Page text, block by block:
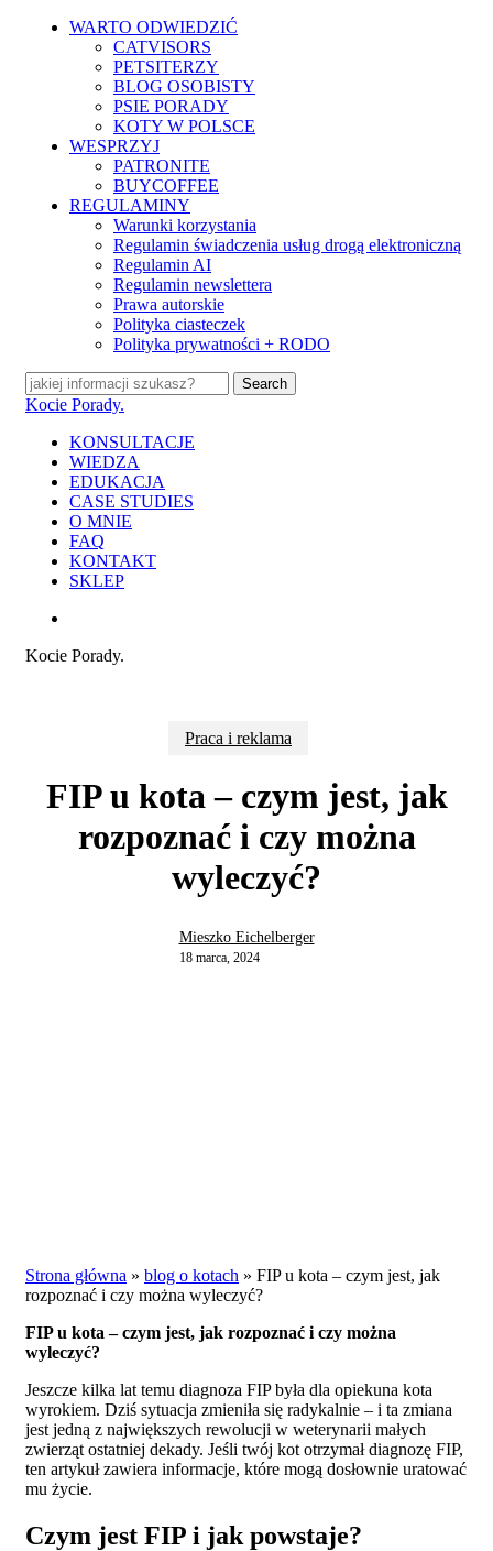
WARTO ODWIEDZIĆ
CATVISORS
PETSITERZY
BLOG OSOBISTY
PSIE PORADY
KOTY W POLSCE
WESPRZYJ
PATRONITE
BUYCOFFEE
REGULAMINY
Warunki korzystania
Regulamin świadczenia usług drogą elektroniczną
Regulamin AI
Regulamin newslettera
Prawa autorskie
Polityka ciasteczek
Polityka prywatności + RODO
Search
Close
Kocie Porady.
search
Menu
KONSULTACJE
WIEDZA
EDUKACJA
CASE STUDIES
O MNIE
FAQ
KONTAKT
SKLEP
Kocie Porady.
Praca i reklama
FIP u kota – czym jest, jak
rozpoznać i czy można
wyleczyć?
Mieszko Eichelberger
18 marca, 2024
Strona główna » blog o kotach » FIP u kota – czym jest, jak
rozpoznać i czy można wyleczyć?
FIP u kota – czym jest, jak rozpoznać i czy można
wyleczyć?
Jeszcze kilka lat temu diagnoza FIP była dla opiekuna kota
wyrokiem. Dziś sytuacja zmieniła się radykalnie – i ta zmiana
jest jedną z największych rewolucji w weterynarii małych
zwierząt ostatniej dekady. Jeśli twój kot otrzymał diagnozę FIP,
ten artykuł zawiera informacje, które mogą dosłownie uratować
mu życie.
Czym jest FIP i jak powstaje?